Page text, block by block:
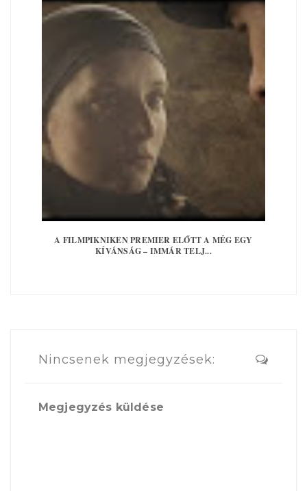
A FILMPIKNIKEN PREMIER ELŐTT A MÉG EGY
KÍVÁNSÁG – IMMÁR TELJ...
Nincsenek megjegyzések:
Megjegyzés küldése